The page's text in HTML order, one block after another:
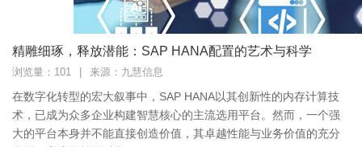
精雕细琢，释放潜能：SAP HANA配置的艺术与科学
浏览量：101 来源：九慧信息
在数字化转型的宏大叙事中，SAP HANA以其创新性的内存计算技
术，已成为众多企业构建智慧核心的主流选用平台。然而，一个强
大的平台本身并不能直接创造价值，其卓越性能与业务价值的充分